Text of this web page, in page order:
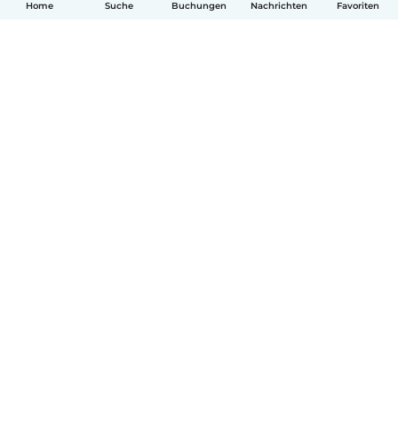
Home Suche Buchungen Nachrichten Favoriten